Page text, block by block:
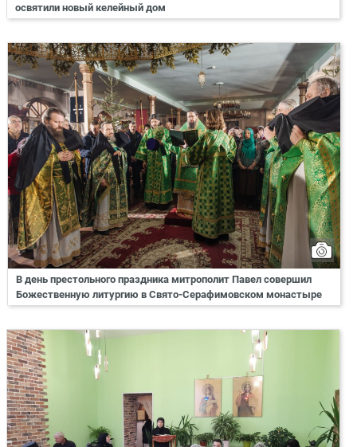
освятили новый келейный дом
В день престольного праздника митрополит Павел совершил
Божественную литургию в Свято-Серафимовском монастыре